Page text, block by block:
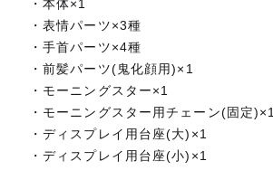
・本体×1
・表情パーツ×3種
・手首パーツ×4種
・前髪パーツ(鬼化顔用)×1
・モーニングスター×1
・モーニングスター用チェーン(固定)×1
・ディスプレイ用台座(大)×1
・ディスプレイ用台座(小)×1